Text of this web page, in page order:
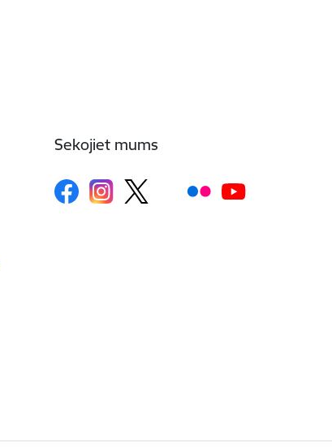
Sekojiet mums